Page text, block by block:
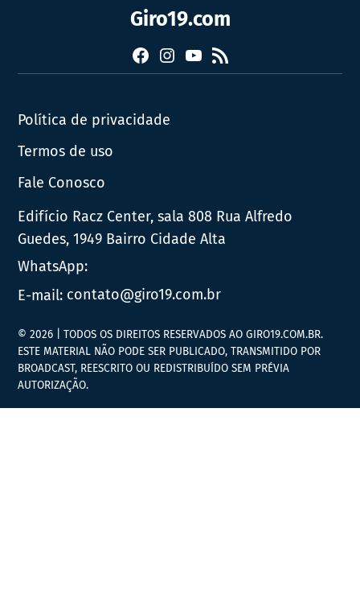
Giro19.com
FacebookInstagram
YouTube
RSS
Política de privacidade
Termos de uso
Fale Conosco
Edifício Racz Center, sala 808 Rua Alfredo
Guedes, 1949 Bairro Cidade Alta
WhatsApp:
E-mail: contato@giro19.com.br
© 2026 | TODOS OS DIREITOS RESERVADOS AO GIRO19.COM.BR.
ESTE MATERIAL NÃO PODE SER PUBLICADO, TRANSMITIDO POR
BROADCAST, REESCRITO OU REDISTRIBUÍDO SEM PRÉVIA
AUTORIZAÇÃO.